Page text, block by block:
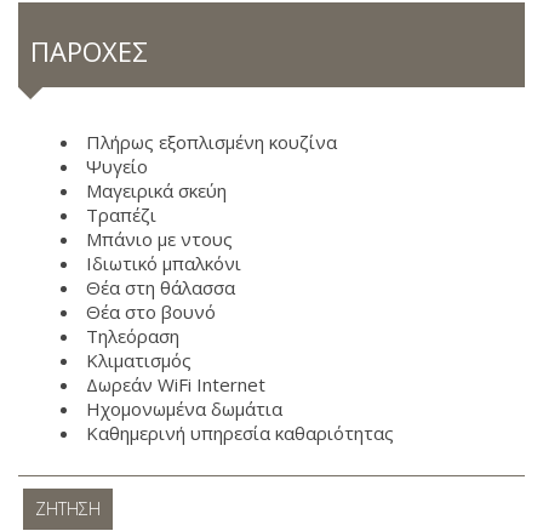
ΠΑΡΟΧΈΣ
Πλήρως εξοπλισμένη κουζίνα
Ψυγείο
Μαγειρικά σκεύη
Τραπέζι
Μπάνιο με ντους
Ιδιωτικό μπαλκόνι
Θέα στη θάλασσα
Θέα στο βουνό
Τηλεόραση
Κλιματισμός
Δωρεάν WiFi Internet
Ηχομονωμένα δωμάτια
Καθημερινή υπηρεσία καθαριότητας
ΖΉΤΗΣΗ